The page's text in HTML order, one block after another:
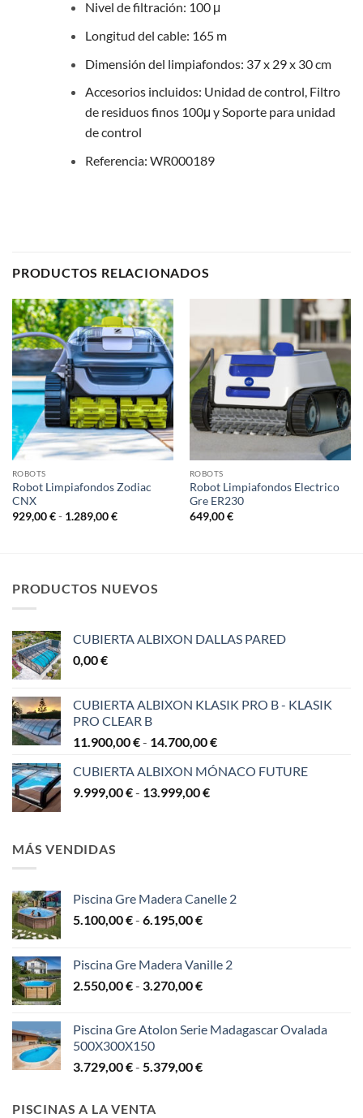
Nivel de filtración: 100 μ
Longitud del cable: 165 m
Dimensión del limpiafondos: 37 x 29 x 30 cm
Accesorios incluidos: Unidad de control, Filtro
de residuos finos 100μ y Soporte para unidad
de control
Referencia: WR000189
PRODUCTOS RELACIONADOS
ROBOTS
Robot Limpiafondos Zodiac
CNX
929,00€ - 1.289,00€Rango
ROBOTS
Robot Limpiafondos Electrico
Gre ER230
649,00€
PRODUCTOS NUEVOS
CUBIERTA ALBIXON DALLAS PARED
0,00€
CUBIERTA ALBIXON KLASIK PRO B - KLASIK
PRO CLEAR B
11.900,00€- 14.700,00€Rango
precios:
CUBIERTA ALBIXON MÓNACO FUTURE
9.999,00€- 13.999,00€Rango
13.999,00 €
MÁS VENDIDAS
Piscina Gre Madera Canelle 2
5.100,00€- 6.195,00€Rango
desde
5.100,00 €
Piscina Gre Madera Vanille 2
2.550,00€- 3.270,00€Rango
desde
hasta
Piscina Gre Atolon Serie Madagascar Ovalada
500X300X150
3.729,00€- 5.379,00€Rango
PISCINAS A LA VENTA